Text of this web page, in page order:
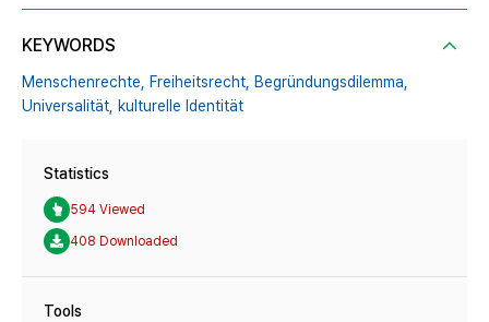
KEYWORDS
Menschenrechte, Freiheitsrecht, Begründungsdilemma,
Universalität, kulturelle Identität
Statistics
594 Viewed
408 Downloaded
Tools